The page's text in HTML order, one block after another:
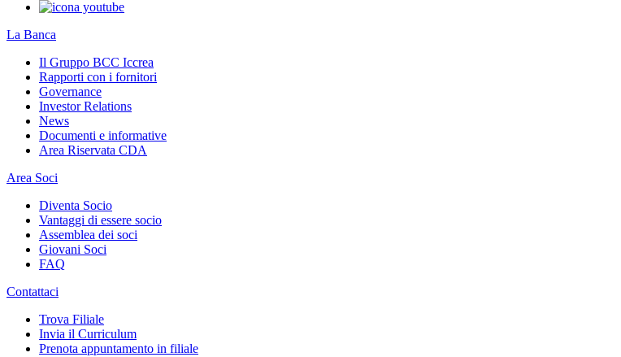
La Banca
Il Gruppo BCC Iccrea
Rapporti con i fornitori
Governance
Investor Relations
News
Documenti e informative
Area Riservata CDA
Area Soci
Diventa Socio
Vantaggi di essere socio
Assemblea dei soci
Giovani Soci
FAQ
Contattaci
Trova Filiale
Invia il Curriculum
Prenota appuntamento in filiale